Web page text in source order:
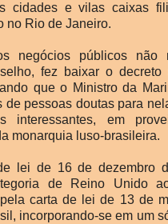
cidades e vilas caixas
no Rio de Janeiro.
negócios públicos não
fez baixar o
que o Ministro da
de pessoas doutas para
interessantes, em
monarquia luso-brasileira.
lei de 16 de dezembro
de Reino Unido
carta de lei de 13 de
incorporando-se em um